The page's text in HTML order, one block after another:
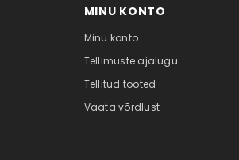
MINU KONTO
Minu konto
Tellimuste ajalugu
Tellitud tooted
Vaata võrdlust